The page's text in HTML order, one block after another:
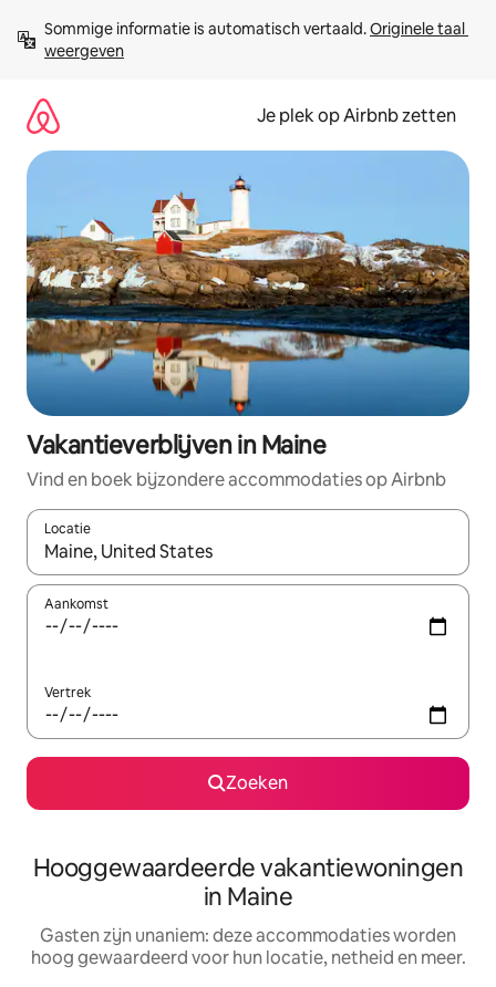
direct
naar
Sommige informatie is automatisch vertaald. Originele taal
weergeven
Je plek op Airbnb zetten
Vakantieverblijven in Maine
Vind en boek bijzondere accommodaties op Airbnb
Locatie
Wanneer er resultaten beschikbaar zijn, maak je een keuze
Aankomst
Vertrek
Zoeken
Hooggewaardeerde vakantiewoningen
in Maine
Gasten zijn unaniem: deze accommodaties worden
hoog gewaardeerd voor hun locatie, netheid en meer.